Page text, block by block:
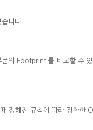
니다.
의 Footprint 를 비교할 수
정해진 규칙에 따라 정확한